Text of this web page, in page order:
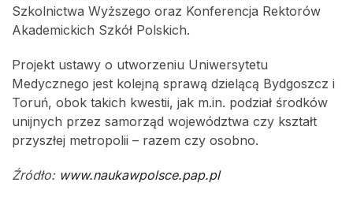
Szkolnictwa Wyższego oraz Konferencja Rektorów
Akademickich Szkół Polskich.
Projekt ustawy o utworzeniu Uniwersytetu
Medycznego jest kolejną sprawą dzielącą Bydgoszcz i
Toruń, obok takich kwestii, jak m.in. podział środków
unijnych przez samorząd województwa czy kształt
przyszłej metropolii – razem czy osobno.
Źródło: www.naukawpolsce.pap.pl